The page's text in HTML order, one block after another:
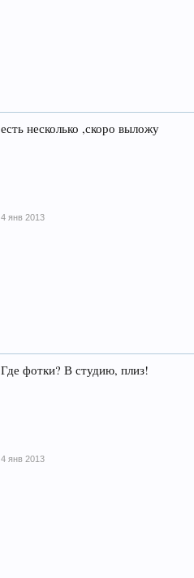
есть несколько ,скоро выложу
4 янв 2013
Где фотки? В студию, плиз!
4 янв 2013